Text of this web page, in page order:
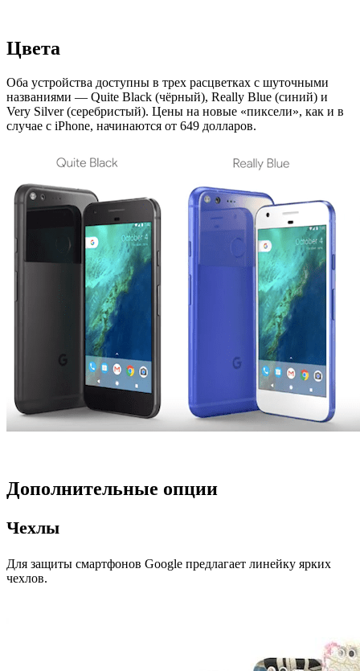
Цвета
Оба устройства доступны в трех расцветках с шуточными
названиями — Quite Black (чёрный), Really Blue (синий) и
Very Silver (серебристый). Цены на новые «пиксели», как и в
случае с iPhone, начинаются от 649 долларов.
Дополнительные опции
Чехлы
Для защиты смартфонов Google предлагает линейку ярких
чехлов.